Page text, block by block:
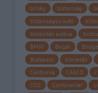
bírság
biztonság
biztonságos autó
biztosítás autóra
BMW
Bogár
Budapest
büntetés
California
CASCO
CO2
Continental